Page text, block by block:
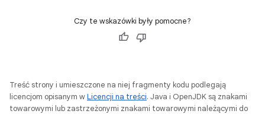
Czy te wskazówki były pomocne?
Treść strony i umieszczone na niej fragmenty kodu podlegają
licencjom opisanym wLicencji na treści. Java i OpenJDK są znakami
towarowymi lub zastrzeżonymi znakami towarowymi należącymi do